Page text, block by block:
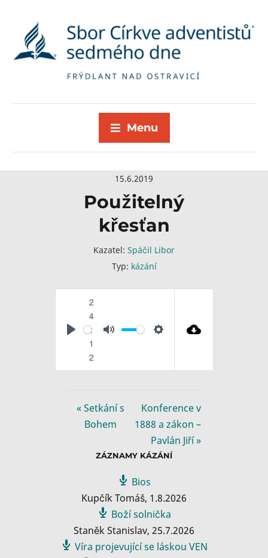
Menu
15.6.2019
Použitelný
křesťan
Kazatel: Spáčil Libor
Typ: kázání
P
2
4
:
1
2
M
S
n
g
s
« Setkání s
Bohem
Konference v
1888 a zákon –
Pavlán Jiří »
ZÁZNAMY KÁZÁNÍ
Bios
Kupčík Tomáš, 1.8.2026
Boží solnička
Staněk Stanislav, 25.7.2026
Víra projevující se láskou VEN